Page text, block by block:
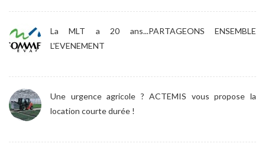
La MLT a 20 ans...PARTAGEONS ENSEMBLE
L'EVENEMENT
Une urgence agricole ? ACTEMIS vous propose la
location courte durée !